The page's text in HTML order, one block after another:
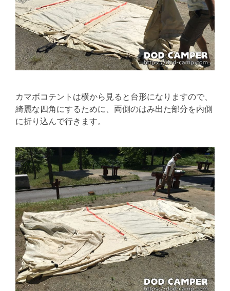
カマボコテントは横から見ると台形になりますので、
綺麗な四角にするために、両側のはみ出た部分を内側
に折り込んで行きます。